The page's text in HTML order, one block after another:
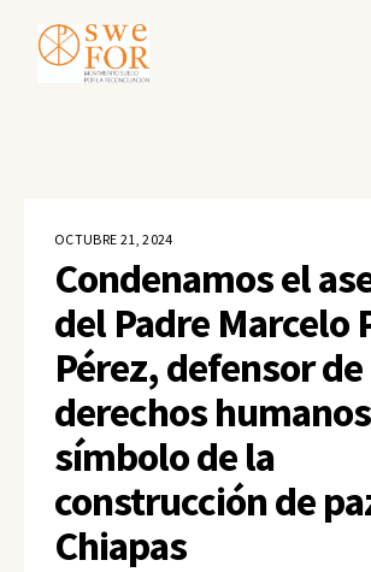
OCTUBRE 21, 2024
Condenamos el
del Padre Marcelo
Pérez, defensor de
derechos
símbolo de la
construcción de
Chiapas